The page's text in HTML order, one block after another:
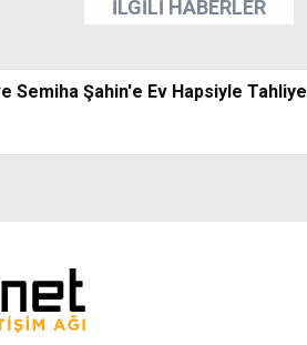
İLGİLİ HABERLER
Semiha Şahin'e Ev Hapsiyle Tahliye